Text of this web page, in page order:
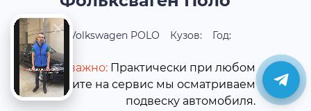
Volkswagen POLO Кузов: Год:
Это важно: Практически при любом
визите на сервис мы осматриваем
подвеску автомобиля.